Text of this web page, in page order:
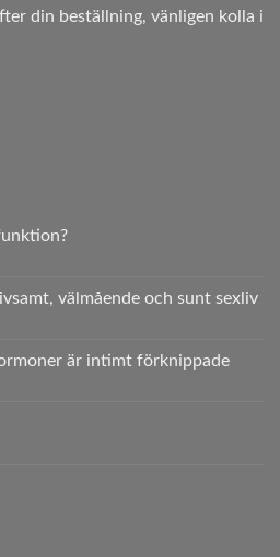
din beställning, vänligen kolla i
välmående och sunt sexliv
är intimt förknippade